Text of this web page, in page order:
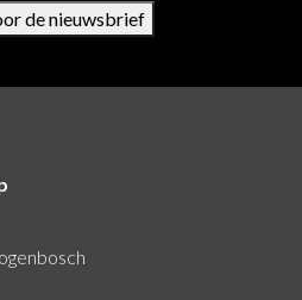
de nieuwsbrief